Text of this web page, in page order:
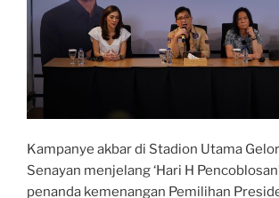
Kampanye akbar di Stadion Utama
Senayan menjelang ‘Hari H
penanda kemenangan Pemilihan